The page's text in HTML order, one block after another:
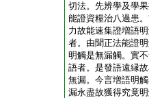
切法。先辨學及學
能證資糧治八過患
力故能速集證増語
者。由聞正法能證
明觸是無漏觸。實
語者。是發語遠縁
無漏。今言増語明
漏永盡故獲得究竟